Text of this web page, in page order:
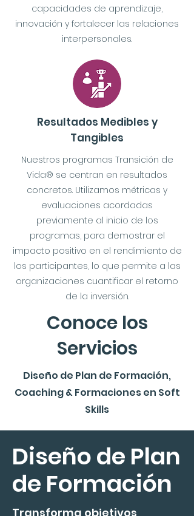
capacidades de aprendizaje,
innovación y fortalecer las relaciones
interpersonales.
Resultados Medibles y
Tangibles
Nuestros programas Transición de
Vida® se centran en resultados
concretos. Utilizamos métricas y
evaluaciones acordadas
previamente al inicio de los
programas, para demostrar el
impacto positivo en el rendimiento de
los participantes, lo que permite a las
organizaciones cuantificar el retorno
de la inversión.
Conoce los
Servicios
Diseño de Plan de Formación,
Coaching & Formaciones en Soft
Skills
Diseño de Plan
de Formación
Transforma objetivos